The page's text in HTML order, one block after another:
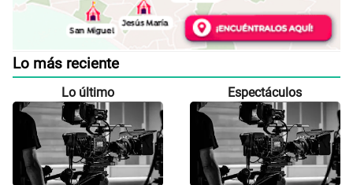
Lo más reciente
Lo último Espectáculos